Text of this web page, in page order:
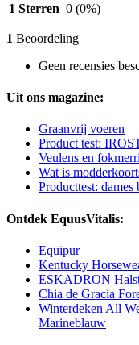
1 Sterren 0 (0%)
1 Beoordeling
Geen recensies
Uit ons magazine:
Graanvrij voeren
Product test:
Veulens en
Wat is
Producttest: dames
Ontdek EquusVitalis:
Equipur
Kentucky
ESKADRON
Chia de Gracia
Winterdeken All
Marineblauw